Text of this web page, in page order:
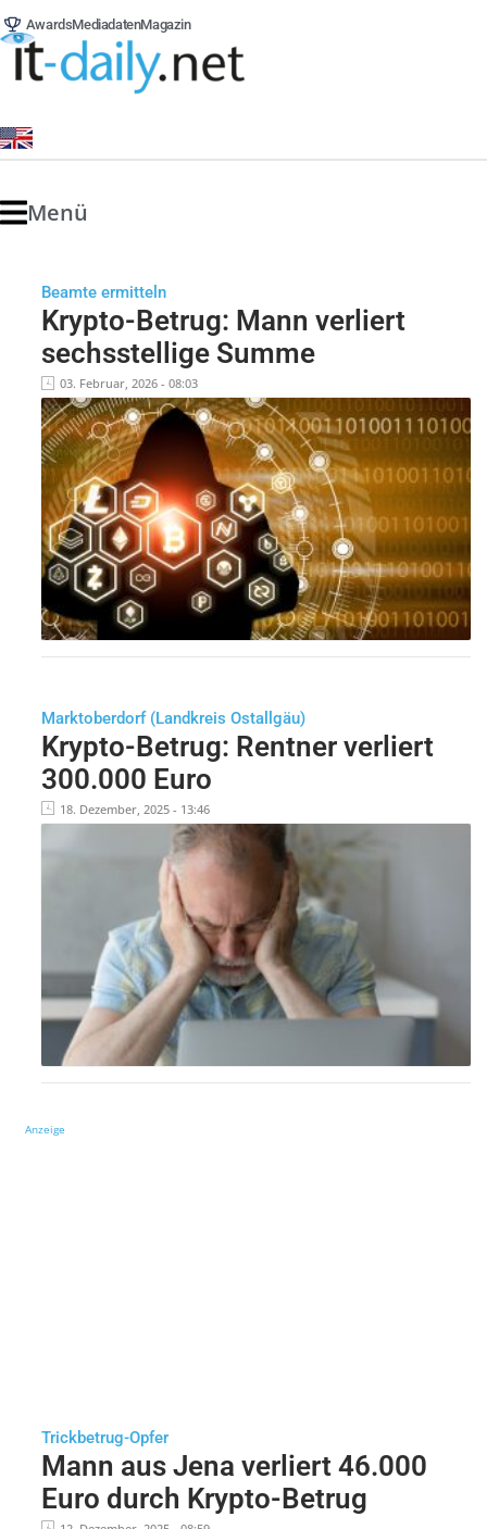
AwardsMediadatenMagazin
Menü
Beamte ermitteln
Krypto-Betrug: Mann verliert
sechsstellige Summe
03. Februar, 2026 - 08:03
Marktoberdorf (Landkreis Ostallgäu)
Krypto-Betrug: Rentner verliert
300.000 Euro
18. Dezember, 2025 - 13:46
Anzeige
Trickbetrug-Opfer
Mann aus Jena verliert 46.000
Euro durch Krypto-Betrug